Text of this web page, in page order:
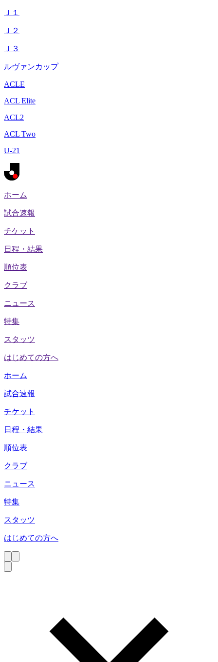
Ｊ１
Ｊ２
Ｊ３
ルヴァンカップ
ACLE
ACL Elite
ACL2
ACL Two
U-21
ホーム
試合速報
チケット
日程・結果
順位表
クラブ
ニュース
特集
スタッツ
はじめての方へ
ホーム
試合速報
チケット
日程・結果
順位表
クラブ
ニュース
特集
スタッツ
はじめての方へ